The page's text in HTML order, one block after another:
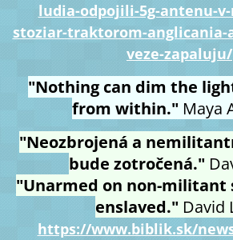
ludia-odpojili-5g-antenu-
stoziar-traktorom-
veze-zapaluju/
"Nothing can dim the
from within." Maya
"Neozbrojená a
bude zotročená."
"Unarmed on non-militant
enslaved." David
https://www.biblik.sk/